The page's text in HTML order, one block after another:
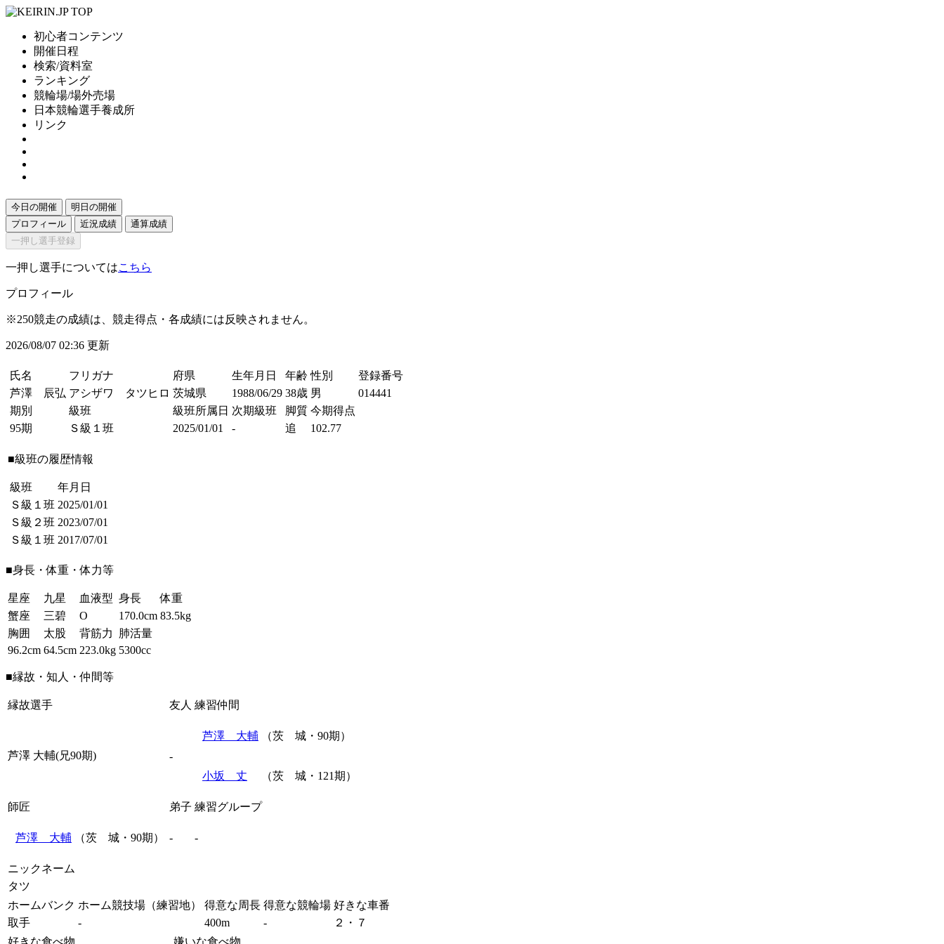
初心者コンテンツ
開催日程
検索/資料室
ランキング
競輪場/場外売場
日本競輪選手養成所
リンク
今日の開催
明日の開催
プロフィール
近況成績
通算成績
一押し選手登録
一押し選手についてはこちら
プロフィール
※250競走の成績は、競走得点・各成績には反映されません。
2026/08/07 02:36 更新
氏名 フリガナ 府県 生年月日 年齢 性別
登録番号
芦澤 辰弘 アシザワ タツヒロ 茨城県 1988/06/29 38歳 男
014441
期別
級班 級班所属日 次期級班 脚質 今期得点
95期
Ｓ級１班 2025/01/01 - 追 102.77
■級班の履歴情報
級班
年月日
Ｓ級１班 2025/01/01
Ｓ級２班 2023/07/01
Ｓ級１班 2017/07/01
■身長・体重・体力等
星座 九星 血液型 身長
体重
蟹座
三碧 O 170.0cm 83.5kg
胸囲
太股 背筋力
肺活量
96.2cm 64.5cm 223.0kg 5300cc
■縁故・知人・仲間等
縁故選手 友人 練習仲間
芦澤 大輔(兄90期) -
芦澤 大輔 （茨 城・90期）
小坂 丈 （茨 城・121期）
師匠 弟子 練習グループ
芦澤 大輔 （茨 城・90期） - -
ニックネーム
タツ
ホームバンク ホーム競技場（練習地） 得意な周長 得意な競輪場 好きな車番
取手
- 400m -
２・７
好きな食べ物
嫌いな食べ物